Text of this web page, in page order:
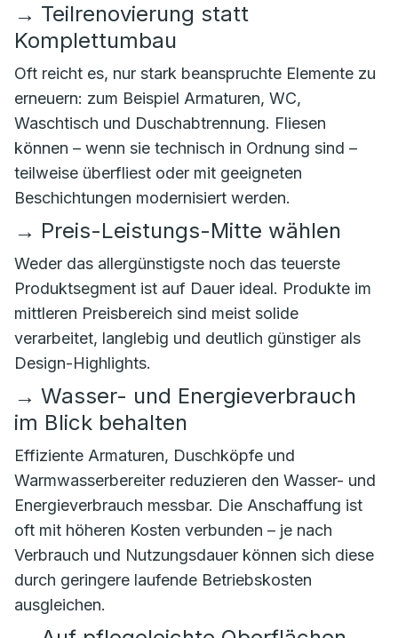
→ Teilrenovierung statt
Komplettumbau
Oft reicht es, nur stark beanspruchte Elemente zu
erneuern: zum Beispiel Armaturen, WC,
Waschtisch und Duschabtrennung. Fliesen
können – wenn sie technisch in Ordnung sind –
teilweise überfliest oder mit geeigneten
Beschichtungen modernisiert werden.
→ Preis-Leistungs-Mitte wählen
Weder das allergünstigste noch das teuerste
Produktsegment ist auf Dauer ideal. Produkte im
mittleren Preisbereich sind meist solide
verarbeitet, langlebig und deutlich günstiger als
Design-Highlights.
→ Wasser- und Energieverbrauch
im Blick behalten
Effiziente Armaturen, Duschköpfe und
Warmwasserbereiter reduzieren den Wasser- und
Energieverbrauch messbar. Die Anschaffung ist
oft mit höheren Kosten verbunden – je nach
Verbrauch und Nutzungsdauer können sich diese
durch geringere laufende Betriebskosten
ausgleichen.